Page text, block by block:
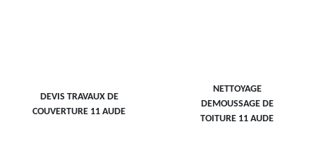
DEVIS TRAVAUX DE
COUVERTURE 11 AUDE
NETTOYAGE
DEMOUSSAGE DE
TOITURE 11 AUDE